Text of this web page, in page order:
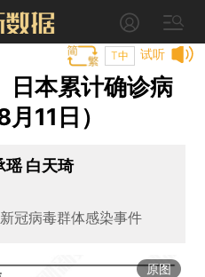
试听
T中
日本累计确诊病
11日）
瑶 白天琦
冠病毒群体感染事件
原图